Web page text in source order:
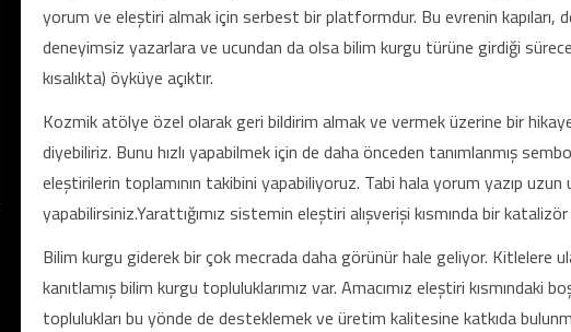
yorum ve eleştiri almak için serbest bir platformdur. Bu evrenin kapıları,
deneyimsiz yazarlara ve ucundan da olsa bilim kurgu türüne girdiği
kısalıkta) öyküye açıktır.
Kozmik atölye özel olarak geri bildirim almak ve vermek üzerine bir
diyebiliriz. Bunu hızlı yapabilmek için de daha önceden tanımlanmış
eleştirilerin toplamının takibini yapabiliyoruz. Tabi hala yorum yazıp uzun
yapabilirsiniz.Yarattığımız sistemin eleştiri alışverişi kısmında bir katalizör
Bilim kurgu giderek bir çok mecrada daha görünür hale geliyor. Kitlelere
kanıtlamış bilim kurgu topluluklarımız var. Amacımız eleştiri kısmındaki
toplulukları bu yönde de desteklemek ve üretim kalitesine katkıda